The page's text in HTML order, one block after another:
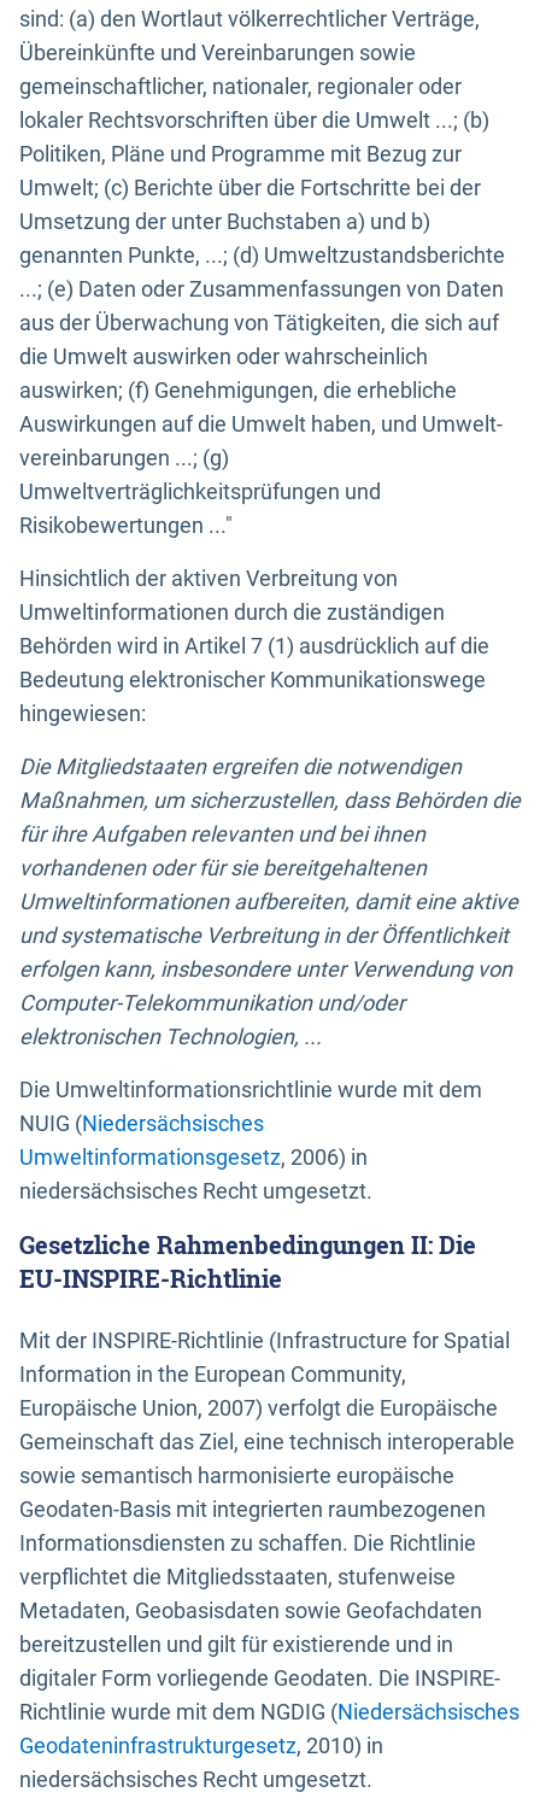
sind: (a) den Wortlaut völkerrechtlicher Verträge,
Übereinkünfte und Vereinbarungen sowie
gemeinschaftlicher, nationaler, regionaler oder
lokaler Rechtsvorschriften über die Umwelt ...; (b)
Politiken, Pläne und Programme mit Bezug zur
Umwelt; (c) Berichte über die Fortschritte bei der
Umsetzung der unter Buchstaben a) und b)
genannten Punkte, ...; (d) Umweltzustandsberichte
...; (e) Daten oder Zusammenfassungen von Daten
aus der Überwachung von Tätigkeiten, die sich auf
die Umwelt auswirken oder wahrscheinlich
auswirken; (f) Genehmigungen, die erhebliche
Auswirkungen auf die Umwelt haben, und Umwelt-
vereinbarungen ...; (g)
Umweltverträglichkeitsprüfungen und
Risikobewertungen ..."
Hinsichtlich der aktiven Verbreitung von
Umweltinformationen durch die zuständigen
Behörden wird in Artikel 7 (1) ausdrücklich auf die
Bedeutung elektronischer Kommunikationswege
hingewiesen:
Die Mitgliedstaaten ergreifen die notwendigen
Maßnahmen, um sicherzustellen, dass Behörden die
für ihre Aufgaben relevanten und bei ihnen
vorhandenen oder für sie bereitgehaltenen
Umweltinformationen aufbereiten, damit eine aktive
und systematische Verbreitung in der Öffentlichkeit
erfolgen kann, insbesondere unter Verwendung von
Computer-Telekommunikation und/oder
elektronischen Technologien, ...
Die Umweltinformationsrichtlinie wurde mit dem
NUIG (Niedersächsisches
Umweltinformationsgesetz, 2006) in
niedersächsisches Recht umgesetzt.
Gesetzliche Rahmenbedingungen II: Die
EU-INSPIRE-Richtlinie
Mit der INSPIRE-Richtlinie (Infrastructure for Spatial
Information in the European Community,
Europäische Union, 2007) verfolgt die Europäische
Gemeinschaft das Ziel, eine technisch interoperable
sowie semantisch harmonisierte europäische
Geodaten-Basis mit integrierten raumbezogenen
Informationsdiensten zu schaffen. Die Richtlinie
verpflichtet die Mitgliedsstaaten, stufenweise
Metadaten, Geobasisdaten sowie Geofachdaten
bereitzustellen und gilt für existierende und in
digitaler Form vorliegende Geodaten. Die INSPIRE-
Richtlinie wurde mit dem NGDIG (Niedersächsisches
Geodateninfrastrukturgesetz, 2010) in
niedersächsisches Recht umgesetzt.